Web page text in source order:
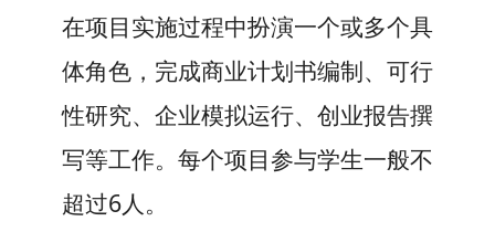
在项目实施过程中扮演一个或多个具
体角色，完成商业计划书编制、可行
性研究、企业模拟运行、创业报告撰
写等工作。 每个项目参与学生一般不
超过6人。